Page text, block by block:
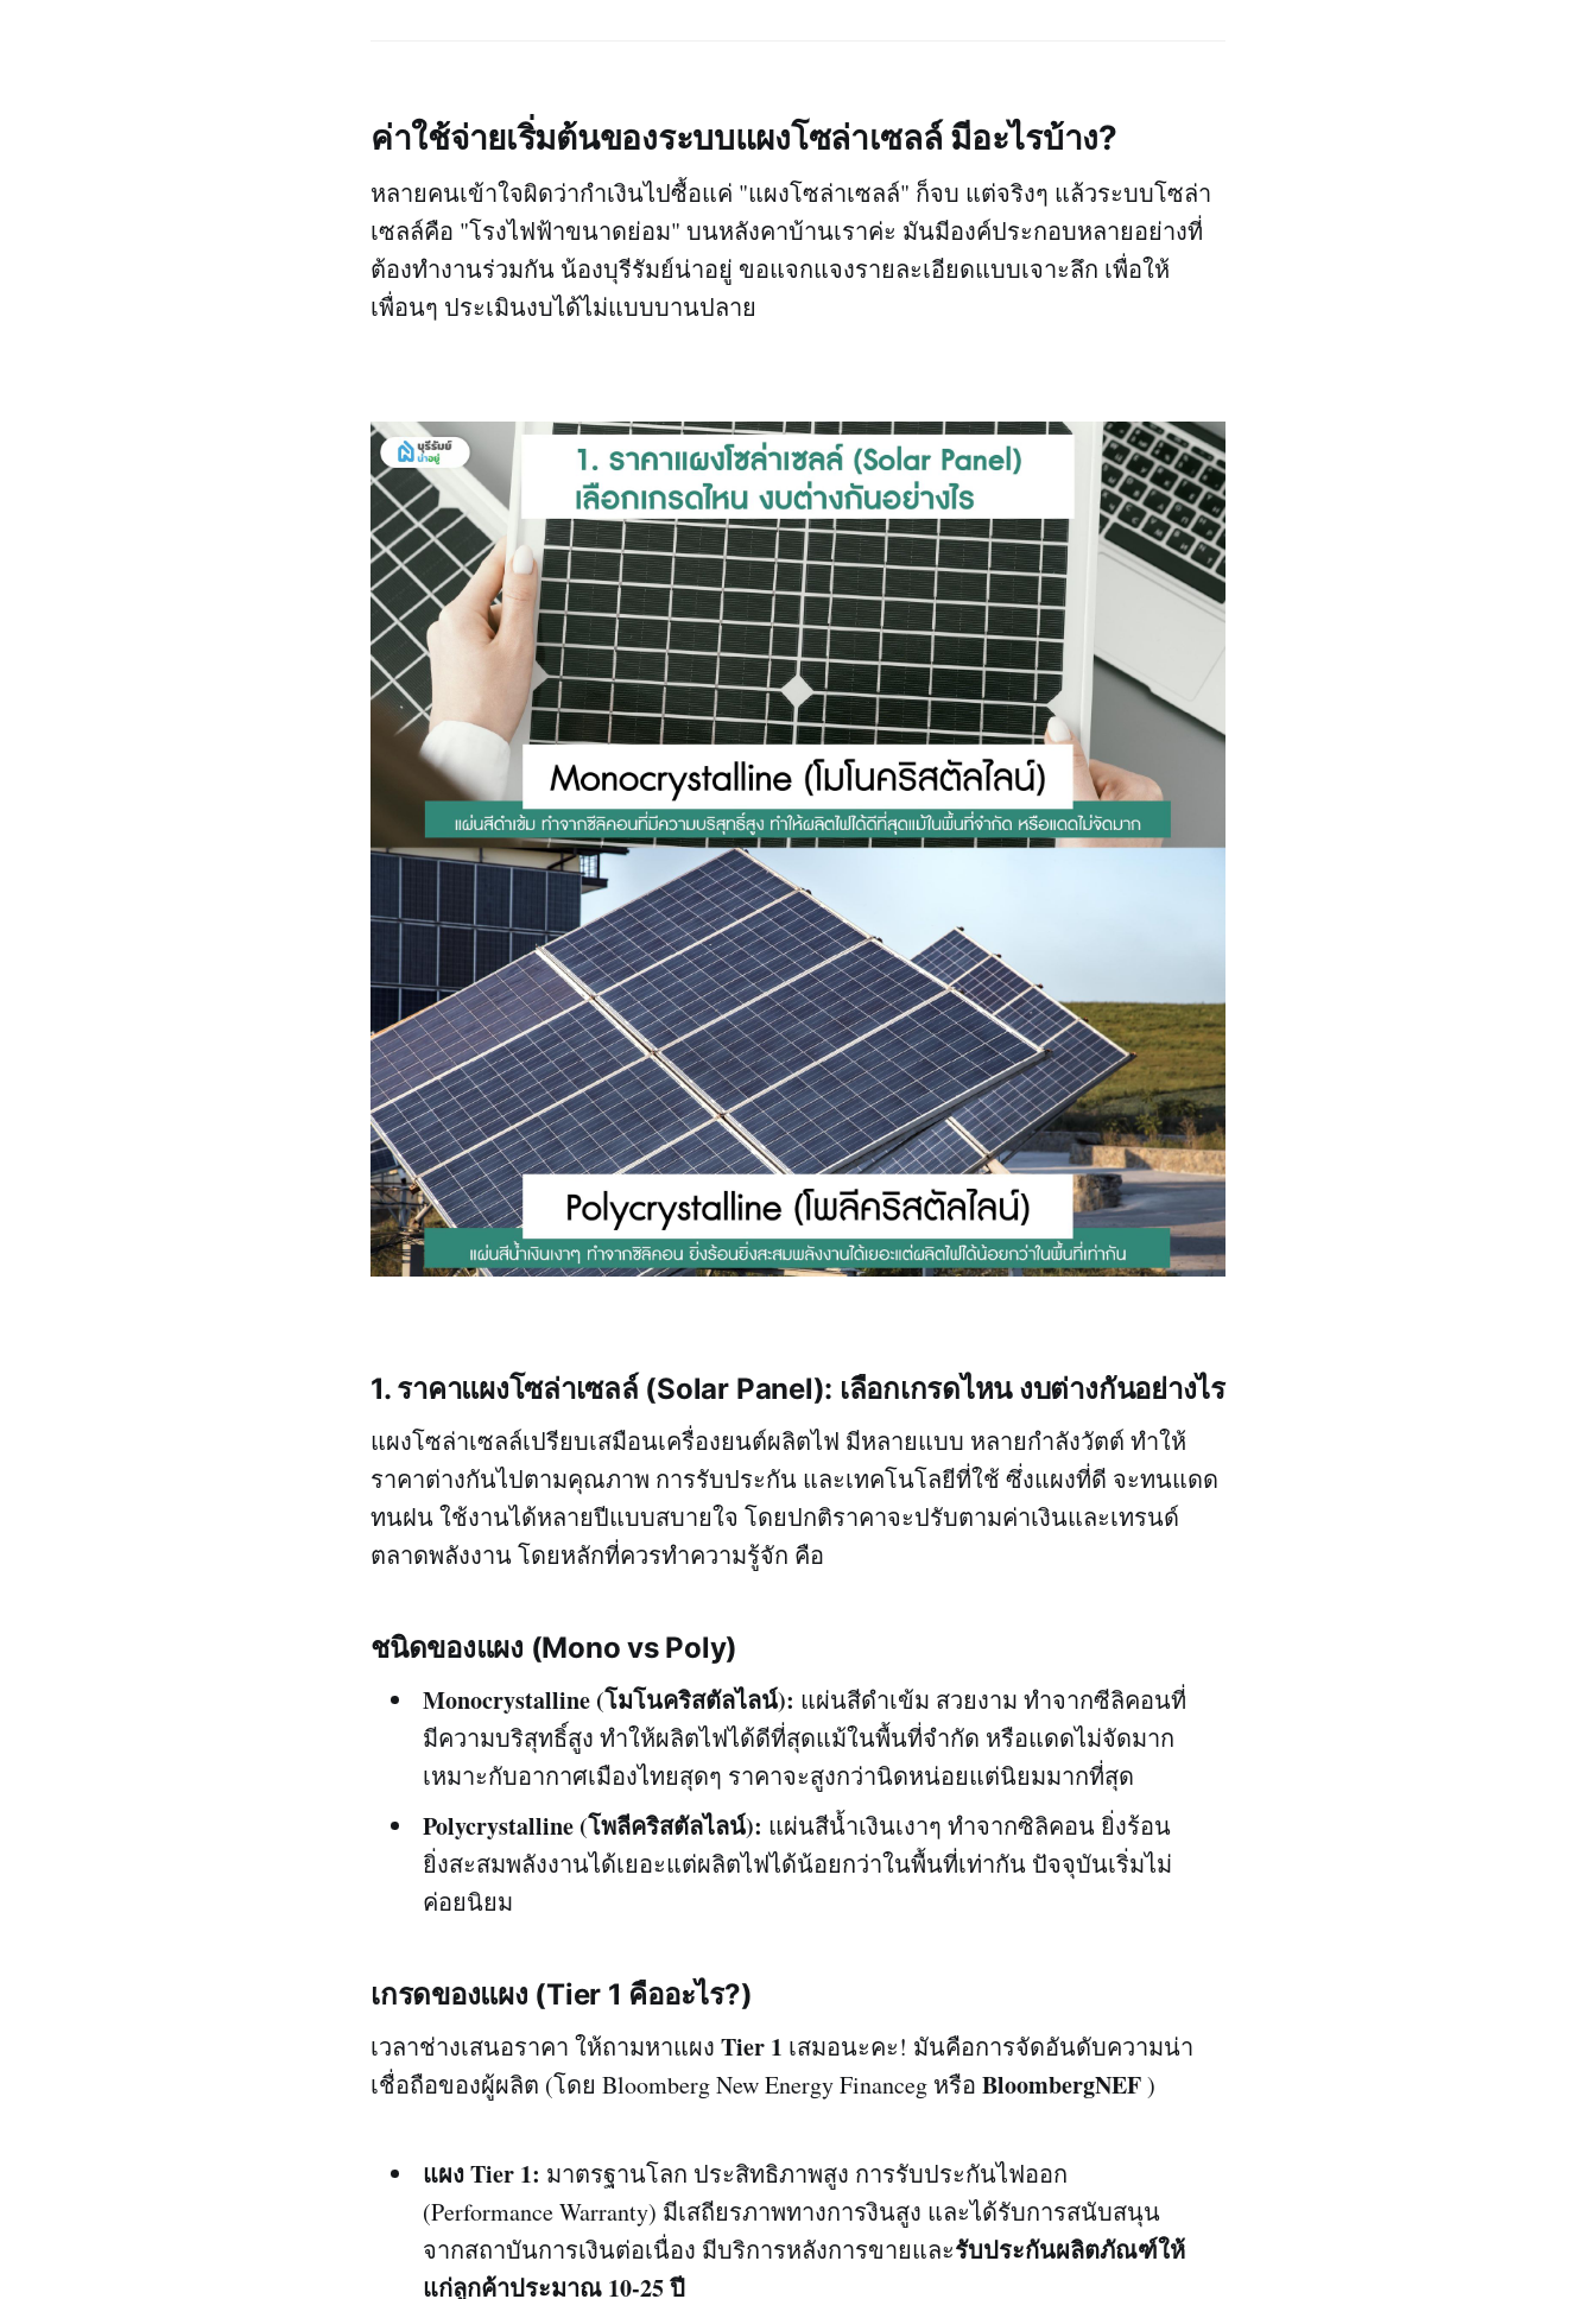
ค่าใช้จ่ายเริ่มต้นของระบบแผงโซล่าเซลล์ มีอะไรบ้าง?
หลายคนเข้าใจผิดว่ากำเงินไปซื้อแค่ "แผงโซล่าเซลล์" ก็จบ แต่จริงๆ แล้วระบบโซล่า
เซลล์คือ "โรงไฟฟ้าขนาดย่อม" บนหลังคาบ้านเราค่ะ มันมีองค์ประกอบหลายอย่างที่
ต้องทำงานร่วมกัน น้องบุรีรัมย์น่าอยู่ ขอแจกแจงรายละเอียดแบบเจาะลึก เพื่อให้
เพื่อนๆ ประเมินงบได้ไม่แบบบานปลาย
1. ราคาแผงโซล่าเซลล์ (Solar Panel): เลือกเกรดไหน งบต่างกันอย่างไร
แผงโซล่าเซลล์เปรียบเสมือนเครื่องยนต์ผลิตไฟ มีหลายแบบ หลายกำลังวัตต์ ทำให้
ราคาต่างกันไปตามคุณภาพ การรับประกัน และเทคโนโลยีที่ใช้ ซึ่งแผงที่ดี จะทนแดด
ทนฝน ใช้งานได้หลายปีแบบสบายใจ โดยปกติราคาจะปรับตามค่าเงินและเทรนด์
ตลาดพลังงาน โดยหลักที่ควรทำความรู้จัก คือ
ชนิดของแผง (Mono vs Poly)
Monocrystalline (โมโนคริสตัลไลน์): แผ่นสีดำเข้ม สวยงาม ทำจากซีลิคอนที่
มีความบริสุทธิ์สูง ทำให้ผลิตไฟได้ดีที่สุดแม้ในพื้นที่จำกัด หรือแดดไม่จัดมาก
เหมาะกับอากาศเมืองไทยสุดๆ ราคาจะสูงกว่านิดหน่อยแต่นิยมมากที่สุด
Polycrystalline (โพลีคริสตัลไลน์): แผ่นสีน้ำเงินเงาๆ ทำจากซิลิคอน ยิ่งร้อน
ยิ่งสะสมพลังงานได้เยอะแต่ผลิตไฟได้น้อยกว่าในพื้นที่เท่ากัน ปัจจุบันเริ่มไม่
ค่อยนิยม
เกรดของแผง (Tier 1 คืออะไร?)
เวลาช่างเสนอราคา ให้ถามหาแผง Tier 1 เสมอนะคะ! มันคือการจัดอันดับความน่า
เชื่อถือของผู้ผลิต (โดย Bloomberg New Energy Financeg หรือ BloombergNEF)
แผง Tier 1: มาตรฐานโลก ประสิทธิภาพสูง การรับประกันไฟออก
(Performance Warranty) มีเสถียรภาพทางการงินสูง และได้รับการสนับสนุน
จากสถาบันการเงินต่อเนื่อง มีบริการหลังการขายและรับประกันผลิตภัณฑ์ให้
แก่ลูกค้าประมาณ 10-25 ปี